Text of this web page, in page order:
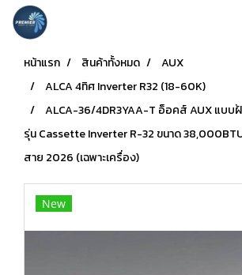
หน้าแรก สินค้าทั้งหมด
AUX
ALCA 4ทิศ Inverter R32 (18-60K)
ALCA-36/4DR3YAA-T อ็อคส์ AUX แบบ
รุ่น Cassette Inverter R-32 ขนาด
สาย 2026 (เฉพาะเครื่อง)
New